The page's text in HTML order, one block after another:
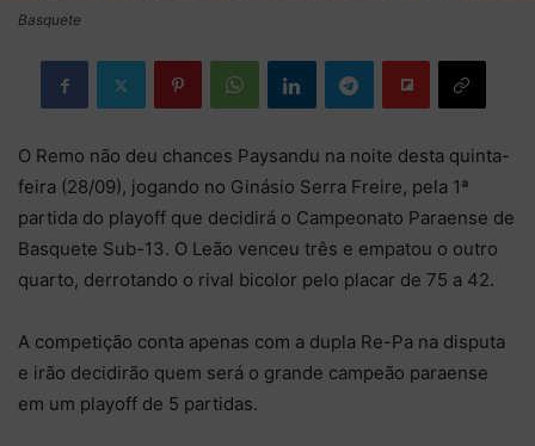
Basquete
O Remo não deu chances Paysandu na noite desta quinta-
feira (28/09), jogando no Ginásio Serra Freire, pela 1ª
partida do playoff que decidirá o Campeonato Paraense de
Basquete Sub-13. O Leão venceu três e empatou o outro
quarto, derrotando o rival bicolor pelo placar de 75 a 42.
A competição conta apenas com a dupla Re-Pa na disputa
e irão decidirão quem será o grande campeão paraense
em um playoff de 5 partidas.